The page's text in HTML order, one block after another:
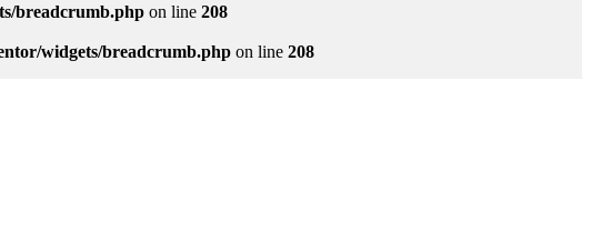
breadcrumb.php on line 208
widgets/breadcrumb.php on line 208